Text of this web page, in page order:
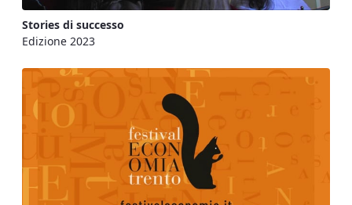
Stories di successo
Edizione 2023